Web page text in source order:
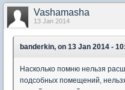
Vashamasha
13 Jan 2014
banderkin, on 13 Jan 2014 -
Насколько помню нельзя
подсобных помещений,